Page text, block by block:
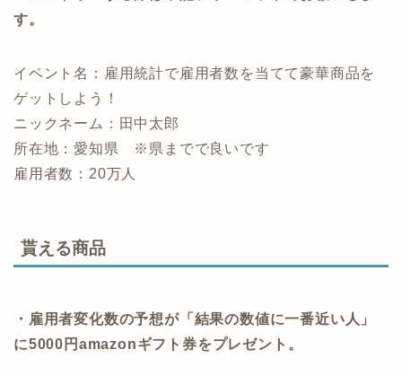
す。
イベント名：雇用統計で雇用者数を当てて豪華商品を
ゲットしよう！
ニックネーム：田中太郎
所在地：愛知県 ※県までで良いです
雇用者数：20万人
貰える商品
・雇用者変化数の予想が「結果の数値に一番近い人」
に5000円amazonギフト券をプレゼント。